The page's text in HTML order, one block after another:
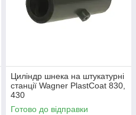
Циліндр шнека на штукатурні
станції Wagner PlastCoat 830,
430
Готово до відправки